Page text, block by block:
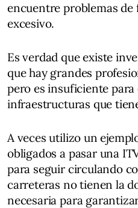
encuentre problemas de
excesivo.
Es verdad que existe
que hay grandes
pero es insuficiente
infraestructuras que
A veces utilizo un
obligados a pasar una
para seguir circulando
carreteras no tienen la
necesaria para